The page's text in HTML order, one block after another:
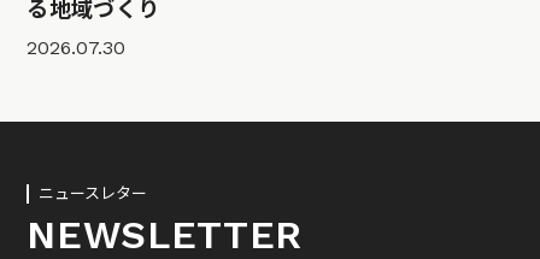
る地域づくり
2026.07.30
ニュースレター
NEWSLETTER